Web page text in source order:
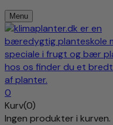
Menu
0
Kurv(0)
Ingen produkter i kurven.